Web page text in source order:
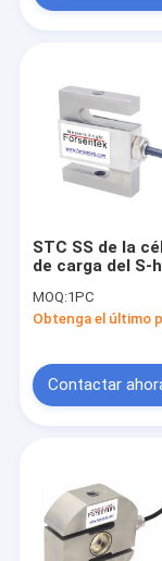
STC SS de la
de carga del S-
1500lb 2000lb
Celtron
MOQ:1PC
Obtenga el último
Contactar